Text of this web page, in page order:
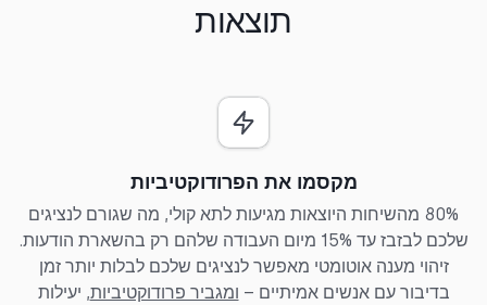
תוצאות
מקסמו את הפרודוקטיביות
80% מהשיחות היוצאות מגיעות לתא קולי, מה שגורם לנציגים
שלכם לבזבז עד 15% מיום העבודה שלהם רק בהשארת הודעות.
זיהוי מענה אוטומטי מאפשר לנציגים שלכם לבלות יותר זמן
בדיבור עם אנשים אמיתיים – ומגביר פרודוקטיביות, יעילות